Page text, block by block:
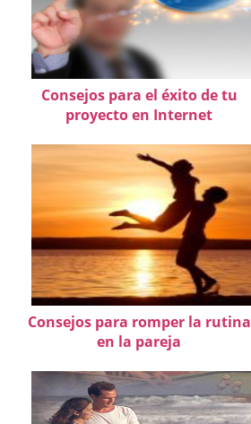
Consejos para el éxito de tu
proyecto en Internet
Consejos para romper la rutina
en la pareja